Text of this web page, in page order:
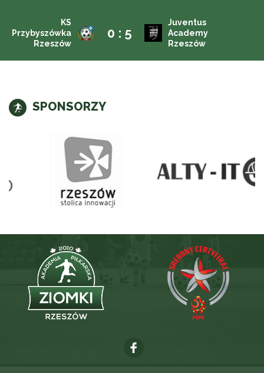
KS
Przybyszówka
Rzeszów
0 : 5
Juventus
Academy
Rzeszów
SPONSORZY